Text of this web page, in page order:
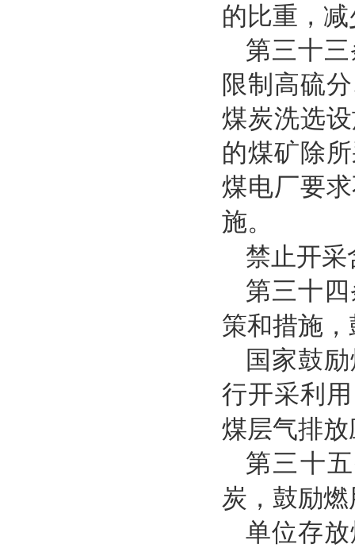
的比重，
第三十
限制高硫
煤炭洗选
的煤矿除
煤电厂要
施。
禁止开
第三十
策和措施
国家鼓
行开采利
煤层气排
第三十
炭，鼓励
单位存